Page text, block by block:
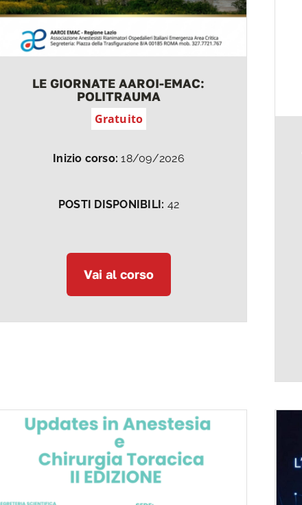
LE GIORNATE AAROI-EMAC:
POLITRAUMA
Gratuito
Inizio corso:18/09/2026
POSTI DISPONIBILI: 42
Vai al corso